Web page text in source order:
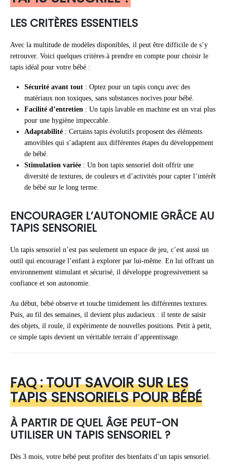
LES CRITÈRES ESSENTIELS
Avec la multitude de modèles disponibles, il peut être difficile de s’y
retrouver. Voici quelques critères à prendre en compte pour choisir le
tapis idéal pour votre bébé :
Sécurité avant tout : Optez pour un tapis conçu avec des
matériaux non toxiques, sans substances nocives pour bébé.
Facilité d’entretien : Un tapis lavable en machine est un vrai plus
pour une hygiène impeccable.
Adaptabilité : Certains tapis évolutifs proposent des éléments
amovibles qui s’adaptent aux différentes étapes du développement
de bébé.
Stimulation variée : Un bon tapis sensoriel doit offrir une
diversité de textures, de couleurs et d’activités pour capter l’intérêt
de bébé sur le long terme.
ENCOURAGER L’AUTONOMIE GRÂCE AU
TAPIS SENSORIEL
Un tapis sensoriel n’est pas seulement un espace de jeu, c’est aussi un
outil qui encourage l’enfant à explorer par lui-même. En lui offrant un
environnement stimulant et sécurisé, il développe progressivement sa
confiance et son autonomie.
Au début, bébé observe et touche timidement les différentes textures.
Puis, au fil des semaines, il devient plus audacieux : il tente de saisir
des objets, il roule, il expérimente de nouvelles positions. Petit à petit,
ce simple tapis devient un véritable terrain d’apprentissage.
FAQ : TOUT SAVOIR SUR LES
TAPIS SENSORIELS POUR BÉBÉ
À PARTIR DE QUEL ÂGE PEUT-ON
UTILISER UN TAPIS SENSORIEL ?
Dès 3 mois, votre bébé peut profiter des bienfaits d’un tapis sensoriel.